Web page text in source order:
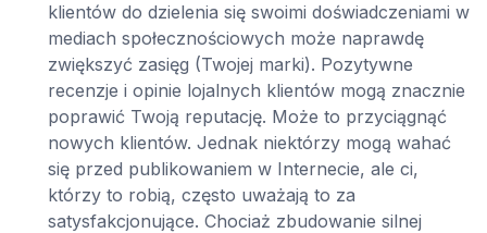
klientów do dzielenia się swoimi doświadczeniami w
mediach społecznościowych może naprawdę
zwiększyć zasięg (Twojej marki). Pozytywne
recenzje i opinie lojalnych klientów mogą znacznie
poprawić Twoją reputację. Może to przyciągnąć
nowych klientów. Jednak niektórzy mogą wahać
się przed publikowaniem w Internecie, ale ci,
którzy to robią, często uważają to za
satysfakcjonujące. Chociaż zbudowanie silnej